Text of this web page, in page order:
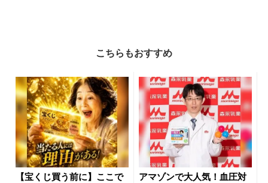
こちらもおすすめ
【宝くじ買う前に】ここで
アマゾンで大人気！血圧対